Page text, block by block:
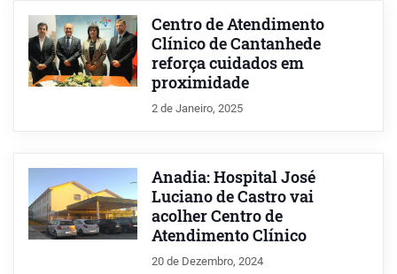
Centro de Atendimento
Clínico de Cantanhede
reforça cuidados em
proximidade
2 de Janeiro, 2025
Anadia: Hospital José
Luciano de Castro vai
acolher Centro de
Atendimento Clínico
20 de Dezembro, 2024